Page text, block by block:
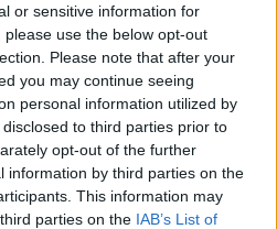
or sensitive information for
use the below opt-out
Please note that after your
you may continue seeing
personal information utilized by
to third parties prior to
opt-out of the further
information by third parties on the
This information may
parties on the IAB’s List of
un approccio mirato e
di Basile International Legal
crediti internazionale,
altamente personalizzato,
"We Win, No Fee", che tutela
la competenza del team
delle normative
di affrontare anche i casi più